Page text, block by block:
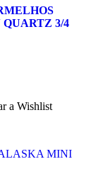
3/4
a Wishlist